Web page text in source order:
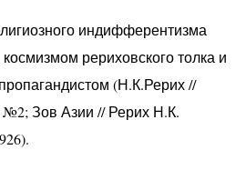
индифферентизма
рериховского толка и
(Н.К.Рерих //
№2; Зов Азии // Рерих Н.К.